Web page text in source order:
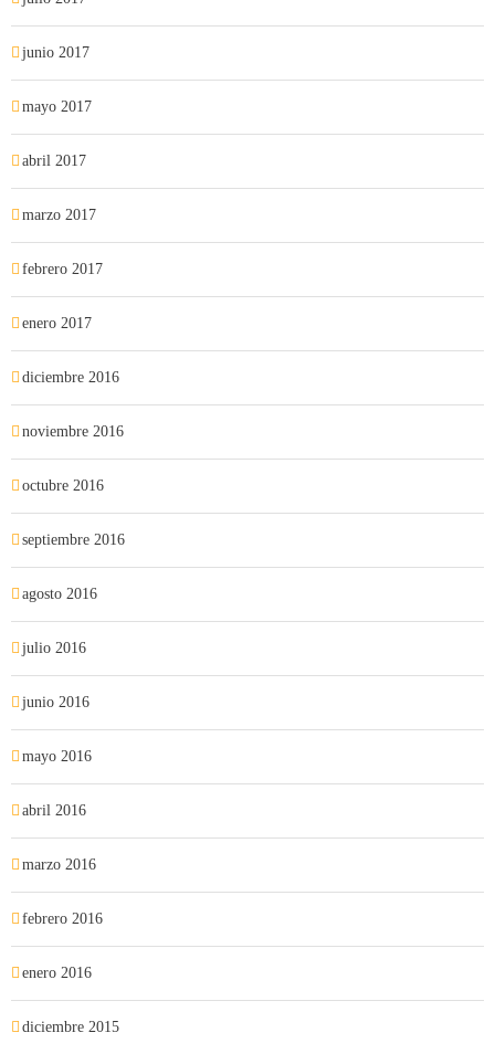
junio 2017
mayo 2017
abril 2017
marzo 2017
febrero 2017
enero 2017
diciembre 2016
noviembre 2016
octubre 2016
septiembre 2016
agosto 2016
julio 2016
junio 2016
mayo 2016
abril 2016
marzo 2016
febrero 2016
enero 2016
diciembre 2015